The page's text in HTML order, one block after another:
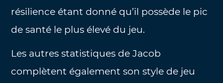
résilience étant donné qu’il possède le pic
de santé le plus élevé du jeu.
Les autres statistiques de Jacob
complètent également son style de jeu